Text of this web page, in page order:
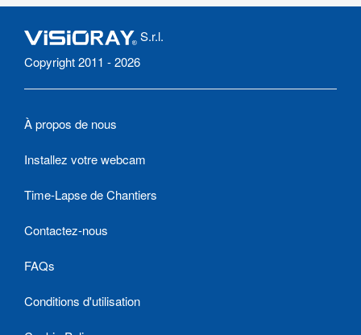
S.r.l.
Copyright 2011 - 2026
À propos de nous
Installez votre webcam
Time-Lapse de Chantiers
Contactez-nous
FAQs
Conditions d'utilisation